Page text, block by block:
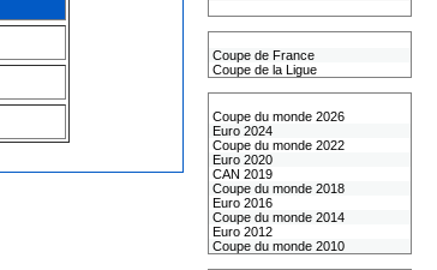
Coupe de France
Coupe de la Ligue
Coupe du monde 2026
Euro 2024
Coupe du monde 2022
Euro 2020
CAN 2019
Coupe du monde 2018
Euro 2016
Coupe du monde 2014
Euro 2012
Coupe du monde 2010